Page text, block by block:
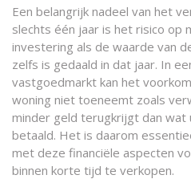
Een belangrijk nadeel van het
slechts één jaar is het risico op
investering als de waarde van
zelfs is gedaald in dat jaar. In
vastgoedmarkt kan het
woning niet toeneemt zoals
minder geld terugkrijgt dan wat
betaald. Het is daarom
met deze financiële aspecten
binnen korte tijd te verkopen.